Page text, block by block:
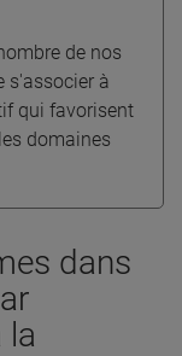
de nos
s'associer à
qui favorisent
domaines
dans
la